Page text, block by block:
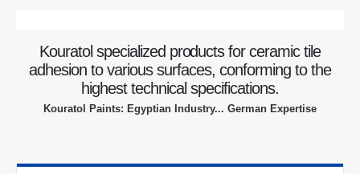
Kouratol specialized products for ceramic tile
adhesion to various surfaces, conforming to the
highest technical specifications.
Kouratol Paints: Egyptian Industry... German Expertise